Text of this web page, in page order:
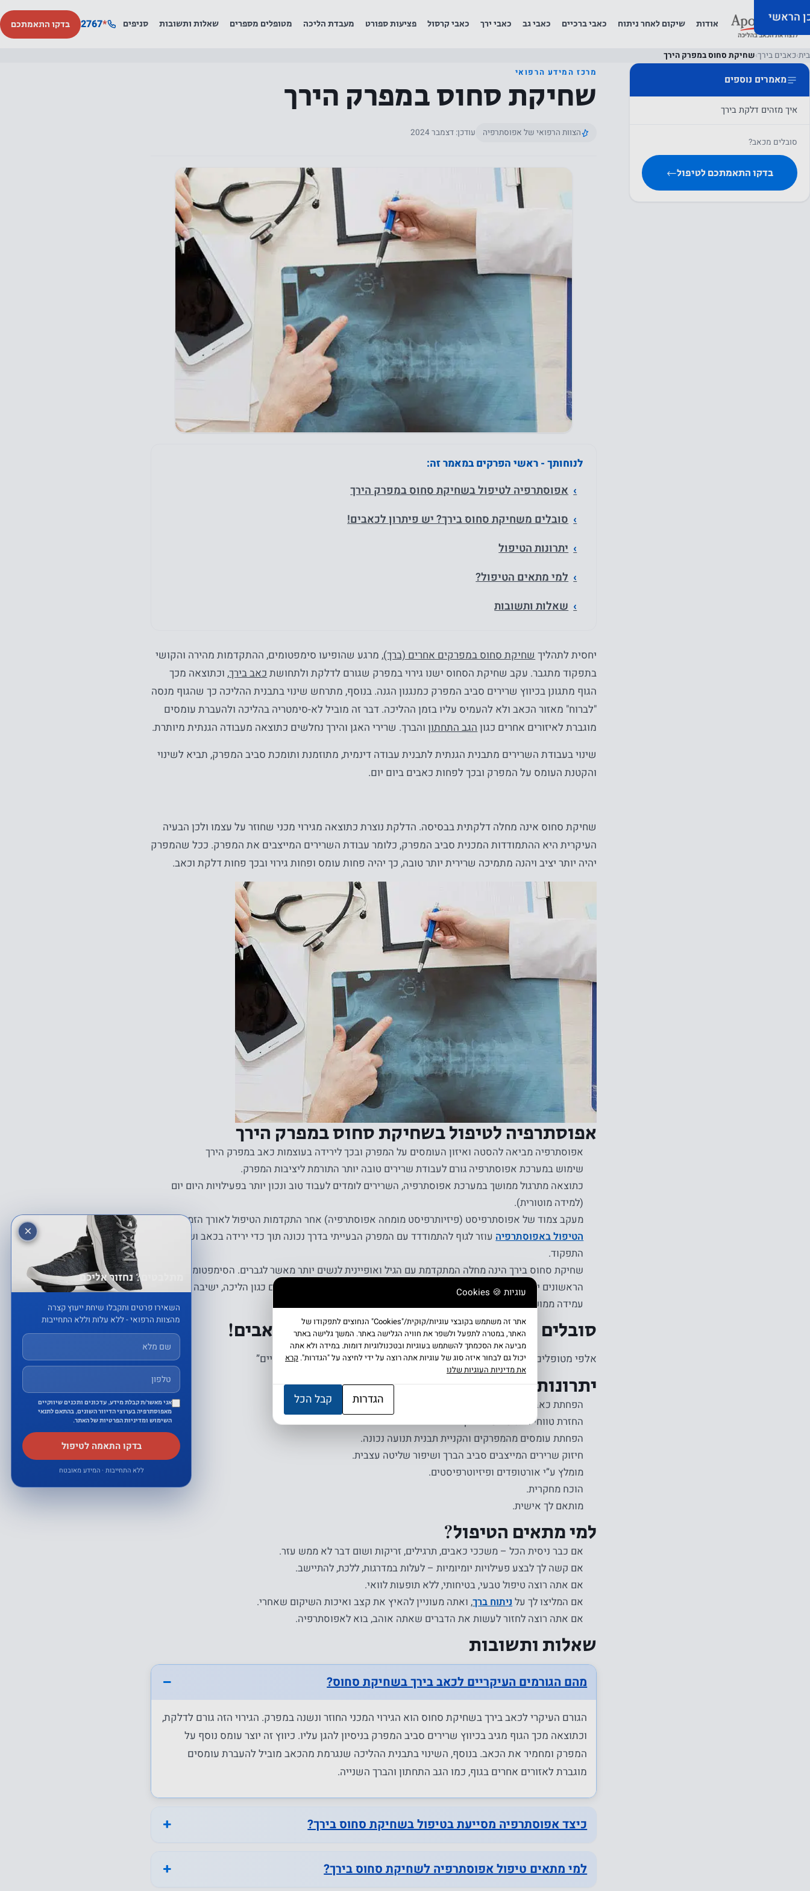
הראשי אודות שיקום לאחר ניתוח כאבי ברכיים כאבי גב כאבי ירך כאבי קרסול פציעות ספורט מעבדת הליכה מטופלים מספרים שאלות ותשובות סניפים *
2767 בדקו התאמתכם
בית›כאבים בירך›שחיקת סחוס במפרק הירך
מאמרים נוספים
איך מזהים דלקת בירך
סובלים מכאב?
בדקו התאמתכם לטיפול←
מרכז המידע הרפואי
שחיקת סחוס במפרק הירך
הצוות הרפואי של אפוסתרפיה עודכן: דצמבר 2024
לנוחותך - ראשי הפרקים במאמר זה:
אפוסתרפיה לטיפול בשחיקת סחוס במפרק הירך
סובלים משחיקת סחוס בירך? יש פיתרון לכאבים!
יתרונות הטיפול
למי מתאים הטיפול?
שאלות ותשובות
יחסית לתהליך שחיקת סחוס במפרקים אחרים (ברך), מרגע שהופיעו סימפטומים, ההתקדמות מהירה והקושי
בתפקוד מתגבר. עקב שחיקת הסחוס ישנו גירוי במפרק שגורם לדלקת ולתחושת כאב בירך, וכתוצאה מכך
הגוף מתגונן בכיווץ שרירים סביב המפרק כמנגנון הגנה. בנוסף, מתרחש שינוי בתבנית ההליכה כך שהגוף מנסה
"לברוח" מאזור הכאב ולא להעמיס עליו בזמן ההליכה. דבר זה מוביל לא-סימטריה בהליכה ולהעברת עומסים
מוגברת לאיזורים אחרים כגון הגב התחתוןוהברך. שרירי האגן והירך נחלשים כתוצאה מעבודה הגנתית מיותרת.
שינוי בעבודת השרירים מתבנית הגנתית לתבנית עבודה דינמית, מתוזמנת ותומכת סביב המפרק, תביא לשינוי
והקטנת העומס על המפרק ובכך לפחות כאבים ביום יום.
שחיקת סחוס אינה מחלה דלקתית בבסיסה. הדלקת נוצרת כתוצאה מגירוי מכני שחוזר על עצמו ולכן הבעיה
העיקרית היא ההתמודדות המכנית סביב המפרק, כלומר עבודת השרירים המייצבים את המפרק. ככל שהמפרק
יהיה יותר יציב ויהנה מתמיכה שרירית יותר טובה, כך יהיה פחות עומס ופחות גירוי ובכך פחות דלקת וכאב.
אפוסתרפיה לטיפול בשחיקת סחוס במפרק הירך
אפוסתרפיה מביאה להסטה ואיזון העומסים על המפרק ובכך לירידה בעוצמות כאב במפרק הירך
שימוש במערכת אפוסתרפיה גורם לעבודת שרירים טובה יותר התורמת ליציבות המפרק.
כתוצאה מתרגול ממושך במערכת אפוסתרפיה, השרירים לומדים לעבוד טוב ונכון יותר בפעילויות היום יום
(למידה מוטורית).
מעקב צמוד של אפוסתרפיסט (פיזיותרפיסט מומחה אפוסתרפיה) אחר התקדמות הטיפול לאורך הזמן.
הטיפול באפוסתרפיה עוזר לגוף להתמודדד עם המפרק הבעייתי בדרך נכונה תוך כדי ירידה בכאב ושיפור
התפקוד.
שחיקת סחוס בירך הינה מחלה המתקדמת עם הגיל ואופיינית לנשים יותר מאשר לגברים. הסימפטומים
הראשונים יכולים להופיע סביב גיל 50-55 ומתבטאים בכאבים בתפקודי היום יום כגון הליכה, ישיבה נמוכה,
עמידה ממושכת ואף בשכיבה.
סובלים משחיקת סחוס בירך? יש פיתרון לכאבים!
אלפי מטופלים מעידים – "אפוסתרפיה מפחיתה כאב ומשפרת תפקוד ואיכות חיים”
יתרונות הטיפול
הפחתת כאב והעלאת תפקוד ואיכות חיים.
החזרת טווחי התנועה של הברך.
הפחתת עומסים מהמפרקים והקניית תבנית תנועה נכונה.
חיזוק שרירים המייצבים סביב הברך ושיפור שליטה עצבית.
מומלץ ע”י אורטופדים ופיזיוטרפיסטים.
הוכח מחקרית.
מותאם לך אישית.
למי מתאים הטיפול?
אם כבר ניסית הכל – משככי כאבים, תרגילים, זריקות ושום דבר לא ממש עזר.
אם קשה לך לבצע פעילויות יומיומיות – לעלות במדרגות, ללכת, להתיישב.
אם אתה רוצה טיפול טבעי, בטיחותי, ללא תופעות לוואי.
אם המליצו לך על ניתוח ברך, ואתה מעוניין להאיץ את קצב ואיכות השיקום שאחרי.
אם אתה רוצה לחזור לעשות את הדברים שאתה אוהב, בוא לאפוסתרפיה.
שאלות ותשובות
מהם הגורמים העיקריים לכאב בירך בשחיקת סחוס?
הגורם העיקרי לכאב בירך בשחיקת סחוס הוא הגירוי המכני החוזר ונשנה במפרק. הגירוי הזה גורם לדלקת,
וכתוצאה מכך הגוף מגיב בכיווץ שרירים סביב המפרק בניסיון להגן עליו. כיווץ זה יוצר עומס נוסף על
המפרק ומחמיר את הכאב. בנוסף, השינוי בתבנית ההליכה שנגרמת מהכאב מוביל להעברת עומסים
מוגברת לאזורים אחרים בגוף, כמו הגב התחתון והברך השנייה.
כיצד אפוסתרפיה מסייעת בטיפול בשחיקת סחוס בירך?
למי מתאים טיפול אפוסתרפיה לשחיקת סחוס בירך?
עוגיות 🍪 Cookies
אתר זה משתמש בקובצי עוגיות/קוּקִית/"Cookies" הנחוצים לתפקודו של
האתר, במטרה לתפעל ולשפר את חוויה הגלישה באתר. המשך גלישה באתר
מביעה את הסכמתך להשתמש בעוגיות ובטכנולוגיות דומות. במידה ולא אתה
יכול גם לבחור איזה סוג של עוגיות אתה רוצה על ידי לחיצה על "הגדרות". קרא
את מדיניות העוגיות שלנו
הגדרות קבל הכל
נחוץ
אינן
כדי שהאתר
×
מתלבטים? נחזור אליכם
השאירו פרטים ותקבלו שיחת ייעוץ קצרה
מהצוות הרפואי - ללא עלות וללא התחייבות
אני מאשר/ת קבלת מידע, עדכונים ותכנים שיווקיים
מאפוסתרפיה בערוצי הדיוור השונים, בהתאם לתנאי
השימוש ומדיניות הפרטיות של האתר.
בדקו התאמה לטיפול
ללא התחייבות · המידע מאובטח